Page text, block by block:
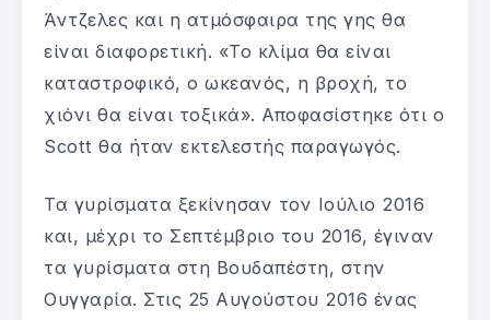
Άντζελες και η ατμόσφαιρα της γης θα
είναι διαφορετική. «Το κλίμα θα είναι
καταστροφικό, ο ωκεανός, η βροχή, το
χιόνι θα είναι τοξικά». Αποφασίστηκε ότι ο
Scott θα ήταν εκτελεστής παραγωγός.
Τα γυρίσματα ξεκίνησαν τον Ιούλιο 2016
και, μέχρι το Σεπτέμβριο του 2016, έγιναν
τα γυρίσματα στη Βουδαπέστη, στην
Ουγγαρία. Στις 25 Αυγούστου 2016 ένας